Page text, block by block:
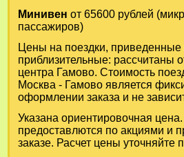
Минивен от 65600 рублей
пассажиров)
Цены на поездки, приведенные
приблизительные: рассчитаны
центра Гамово. Стоимость
Москва - Гамово является
оформлении заказа и не
Указана ориентировочная
предоставлются по акциями и
заказе. Расчет цены уточняйте